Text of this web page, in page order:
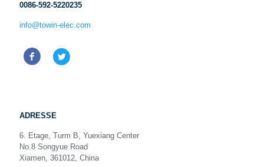
0086-592-5220235
info@towin-elec.com
ADRESSE
6. Etage, Turm B, Yuexiang Center
No.8 Songyue Road
Xiamen, 361012, China